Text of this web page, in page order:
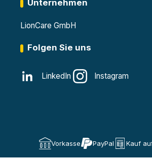
Unternehmen
LionCare GmbH
Folgen Sie uns
LinkedIn Instagram
Vorkasse PayPal Kauf